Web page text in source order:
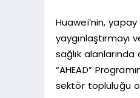
Huawei’nin,
sağlık alanlarında
“AHEAD”
sektör topluluğu